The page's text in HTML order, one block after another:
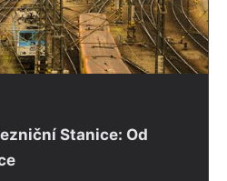
Stanice: Od